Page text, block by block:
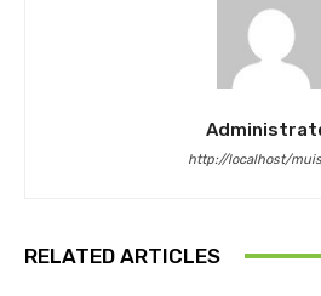
http://localhost/
RELATED ARTICLES